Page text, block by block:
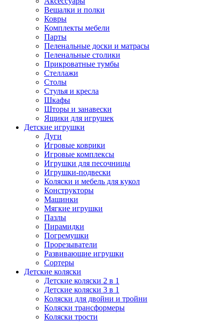
Вешалки и полки
Ковры
Комплекты мебели
Парты
Пеленальные доски и матрасы
Пеленальные столики
Прикроватные тумбы
Стеллажи
Столы
Стулья и кресла
Шкафы
Шторы и занавески
Ящики для игрушек
Детские игрушки
Дуги
Игровые коврики
Игровые комплексы
Игрушки для песочницы
Игрушки-подвески
Коляски и мебель для кукол
Конструкторы
Машинки
Мягкие игрушки
Пазлы
Пирамидки
Погремушки
Прорезыватели
Развивающие игрушки
Сортеры
Детские коляски
Детские коляски 2 в 1
Детские коляски 3 в 1
Коляски для двойни и тройни
Коляски трансформеры
Коляски трости